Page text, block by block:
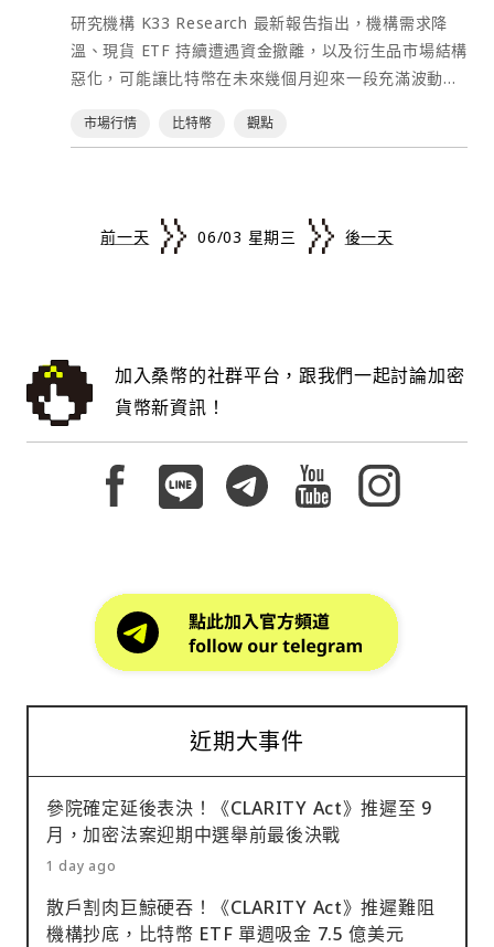
果。應用場景包括：數據儀表板、專案追蹤工具、資料
分析頁面，以及互動報告與決策空間。OpenAI 將
Sites 描述為「讓想法變成可協作空間的新畫布」。
ChatGPT 與 Codex 正式走向整合 據 OpenAI 內部人
士透露，公司已在 2026 年初進行組織重組，將
「端雲雙軌架構」，意即 ChatGPT 將完全在雲端運
行，而 Codex 則預設可在本地裝置運行，以存取本機
長 OpenAI 高層指出，Codex 使用量目前正以約 5%
的速度持續成長。此外，Codex 在企業端的營收已出現
每週約 50% 的成長率，顯示其在企業市場的快速滲
中的潛力正在加速釋放。
業的產品迭代速度，削弱其在全球競爭中的優勢。 最終
版本將政府提前測試期間縮短至 30 天，並表示白宮並
未選擇以強制監管方式介入 AI 模型開發，而是提出一
套自願合作框架。根據規劃，AI 公司可選擇在模型正式
府對 AI 模型的許可或審查機制。文件明確指出，任何
法列為重點工作。行政命令要求美國司法部優先打擊利
用 AI 進行網路犯罪的行為，包括透過 AI 入侵電腦系
統、竊取資料、從事詐騙活動，或利用 AI Agent 執行
未經授權的系統存取。政府認為，隨著 AI 工具愈來愈
普及，未來網路攻擊的規模與複雜度可能大幅提升，因
此必須提前建立更強力的執法框架。 分析人士指出，這
較於部分國家傾向以法律規範限制 AI 發展，美國此次
選擇將重點放在網路安全、關鍵基礎設施保護以及先進
模型風險管理，顯示華府正試圖在創新與安全之間尋求
這一天可能是 ETH 相對 BTC 開始持續跑贏的起點。」
兩年低迷後，以太幣或迎來反轉 過去兩年，以太幣的表
現明顯落後於比特幣。 自 2022 年 9 月 Ethereum
證明（PoS）機制後，ETH 相對 BTC 的價格已累計下
跌約 66%，並於 2025 年 4 月創下近五年新低。 然
0.028 的 ETH/BTC 匯率有望在今年底升至 0.04。這意
貨幣監管框架逐漸成形，尤其是《Clarity Act》的推
進，有望為去中心化金融（DeFi）、代幣化資產及穩定
坊比喻為 2001 年網路泡沫破裂後的 Amazon。 他認
為，儘管市場價格表現不佳，但以太坊內部基本面與生
的目標價不變。 Strategy 賣幣凸顯比特幣財庫公司的
結構弱點 Kendrick 認為，Strategy 的賣幣決定其實暴
露出比特幣儲備公司的先天限制。目前包括 Strategy
在內的比特幣財庫公司，其商業模式主要依賴： 比特幣
價格上漲 發行股票或債券融資 資本市場持續提供資金
然而，比特幣本身無法產生現金流或收益。因此，當公
此次出售比特幣支付 STRC 優先股股息，就是一個典型
案例。 相較之下，以太坊儲備公司則擁有比特幣儲備公
司不具備的優勢。由於 ETH 可參與質押（Staking），
目前年化收益率約為 3%。這意味著儲備公司即使不出
售 ETH，也能透過質押獲得持續現金流。Kendrick 直
作。在完成本次轉移後，數據顯示他的託管錢包與鏈上
地址中，依然持有高達 38,936.13 顆 ETH，總價值約
為 7,243 萬美元。 以太幣「死多頭」James Fickel
James Fickel 是以太坊最早期的核心投資人之一。早在
2016 年就將大量資金全數押注於 ETH。然而，真正讓
幣市佔率不斷攀升之際，身為「以太坊多頭」的 James
Fickel 堅信以太坊的表現終將超越比特幣。因此，他透
「做多 ETH/BTC 匯率」部位。 不幸的是，以太坊對比
特幣的匯率此後一路走跌。這項被社群稱為「死多頭的
頑抗」的策略，導致他在 2024 至 2025 年間，累計虧
損了超過 2.6 萬顆 ETH（當時折合損失超過 7,600 萬
美元），並被迫數次主動割肉、大額向交易所充值 ETH
以換回 WBTC 償還 Aave 的債務。
研究機構 K33 Research 最新報告指出，機構需求降
溫、現貨 ETF 持續遭遇資金撤離，以及衍生品市場結構
惡化，可能讓比特幣在未來幾個月迎來一段充滿波動的
應 K33 Research 研究主管 Vetle Lunde 表示，市場
出，目前許多投資人認為，在 AI 概念股持續飆升之
際，持有比特幣的機會成本變得太高。 這種資金輪動現
市，包括 SpaceX 與 Anthropic 等熱門標的。Lunde
認為，這些潛在 IPO 題材同樣可能吸引原本配置於加密
市場的資金。 ETF 三週流出逾 6.2 萬枚比特幣 資金外
流現象同樣反映在比特幣 ETF 上。K33 數據顯示，過
去三週美國現貨比特幣 ETF 累計流出 62,794 顆比特
持續出現大規模資金流出，也顯示機構投資人的風險偏
好正在下降。 K33 開始質疑 6 萬美元是否已是本輪底
置很可能已是本輪牛市週期的最大回調低點。 當時支撐
這項判斷的重要依據，是永續合約市場出現極度負向的
易引發軋空行情。 事實上，隨後比特幣確實從 60,000
美元附近反彈，一度逼近 83,000 美元。然而，這波反
彈最終受阻於 200 日均線，未能成功突破。 Lunde 表
示，目前衍生品市場的情況已與數月前截然不同。首
先，CME Bitcoin Futures 未平倉合約（Open
Interest）已降至 2023 年 10 月以來最低水準，顯示
市場行情 比特幣 觀點
前一天 06/03 星期三 後一天
加入桑幣的社群平台，跟我們一起討論加密
貨幣新資訊！
近期大事件
參院確定延後表決！《CLARITY Act》推遲至 9
月，加密法案迎期中選舉前最後決戰
1 day ago
散戶割肉巨鯨硬吞！《CLARITY Act》推遲難阻
機構抄底，比特幣 ETF 單週吸金 7.5 億美元